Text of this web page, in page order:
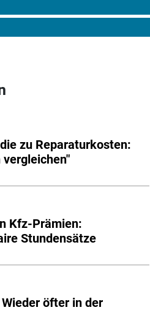
zu Reparaturkosten:
Kfz-Prämien:
Stundensätze
öfter in der